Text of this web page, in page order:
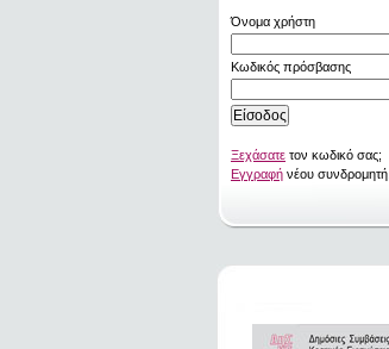
Όνομα χρήστη
Κωδικός πρόσβασης
Ξεχάσατε τον κωδικό σας;
Εγγραφή νέου συνδρομητή.